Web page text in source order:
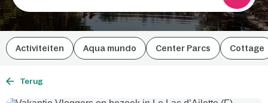
Activiteiten Aqua mundo Center Parcs Cottage
Terug